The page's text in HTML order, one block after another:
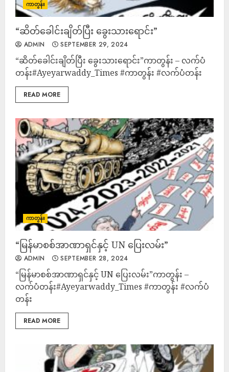
ကာတွန်း
“ဆိတ်ခေါင်းချိတ်ပြီး ခွေးသားရောင်း”
ADMIN SEPTEMBER 29, 2024
“ဆိတ်ခေါင်းချိတ်ပြီး ခွေးသားရောင်း”ကာတွန်း – လက်ပံ
တန်း#Ayeyarwaddy_Times #ကာတွန်း #လက်ပံတန်း
READ MORE
ကာတွန်း
“မြန်မာစစ်အာဏာရှင်နှင့် UN ပြေးလမ်း”
ADMIN SEPTEMBER 28, 2024
“မြန်မာစစ်အာဏာရှင်နှင့် UN ပြေးလမ်း”ကာတွန်း –
လက်ပံတန်း#Ayeyarwaddy_Times #ကာတွန်း #လက်ပံ
တန်း
READ MORE